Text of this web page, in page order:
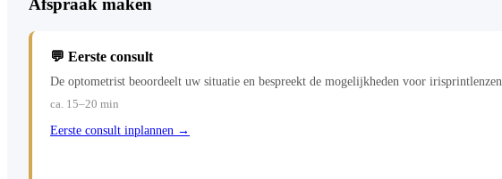
Afspraak maken
💬 Eerste consult
De optometrist beoordeelt uw situatie en bespreekt de mogelijkheden voor irisprintlenzen.
ca. 15–20 min
Eerste consult inplannen →